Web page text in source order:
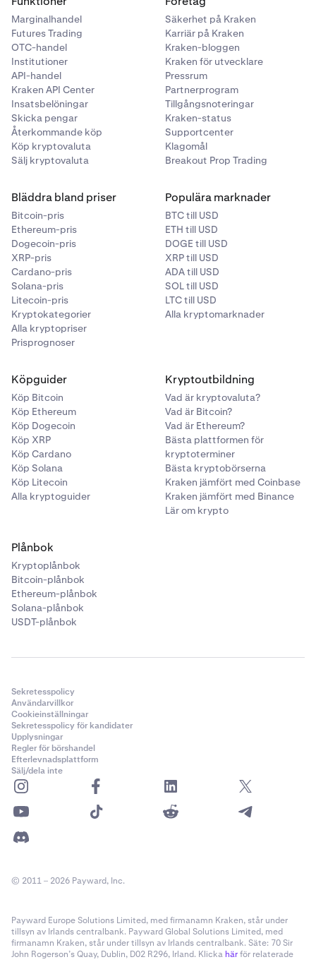
3
Du kan klicka dig in i vilket valv som helst för att se
detaljer som TVL, riskhanterare, uttagsperioder och
avkastningskurvor över tid. Kontrollpanelen finns
också tillgänglig på höger sida om du vill sätta in
medel i valvet.
2
Välj sedan den tillgång du vill sätta in i Tjäna,
beloppet för den tillgången och det valv du vill tjäna
avkastning från. Beholder kommer att visa dig
uppskattade belöningar och alla steg i
transaktionen.
Obs:Den tillgång du väljer behöver inte matcha
valvets valuta. Beholder kommer automatiskt att
Sätt in.Alla Tjäna-positioner
Marginalhandel
Futures Trading
OTC-handel
Institutioner
API-handel
Kraken API Center
Insatsbelöningar
Skicka pengar
Återkommande köp
Köp kryptovaluta
Sälj kryptovaluta
Säkerhet på Kraken
Karriär på Kraken
Kraken-bloggen
Kraken för utvecklare
Pressrum
Partnerprogram
Tillgångsnoteringar
Kraken-status
Supportcenter
Klagomål
Breakout Prop Trading
Bläddra bland priser
Bitcoin-pris
Ethereum-pris
Dogecoin-pris
XRP-pris
Cardano-pris
Solana-pris
Litecoin-pris
Kryptokategorier
Alla kryptopriser
Prisprognoser
Populära marknader
BTC till USD
ETH till USD
DOGE till USD
XRP till USD
ADA till USD
SOL till USD
LTC till USD
Alla kryptomarknader
Köpguider
Köp Bitcoin
Köp Ethereum
Köp Dogecoin
Köp XRP
Köp Cardano
Köp Solana
Köp Litecoin
Alla kryptoguider
Kryptoutbildning
Vad är kryptovaluta?
Vad är Bitcoin?
Vad är Ethereum?
Bästa plattformen för
kryptoterminer
Bästa kryptobörserna
Kraken jämfört med Coinbase
Kraken jämfört med Binance
Lär om krypto
Plånbok
Kryptoplånbok
Bitcoin-plånbok
Ethereum-plånbok
Solana-plånbok
USDT-plånbok
Sekretesspolicy
Användarvillkor
Cookieinställningar
Sekretesspolicy för kandidater
Upplysningar
Regler för börshandel
Efterlevnadsplattform
Sälj/dela inte
© 2011 – 2026 Payward, Inc.
Payward Europe Solutions Limited, med firmanamn Kraken, står under
tillsyn av Irlands centralbank. Payward Global Solutions Limited, med
firmanamn Kraken, står under tillsyn av Irlands centralbank. Säte: 70 Sir
John Rogerson’s Quay, Dublin, D02 R296, Irland. Klicka härför relaterade